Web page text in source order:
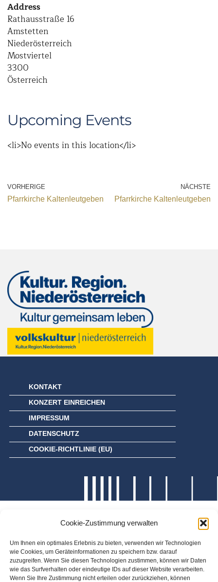
Cookie-Zustimmung verwalten
Um Ihnen ein optimales Erlebnis zu bieten, verwenden wir Technologien
wie Cookies, um Geräteinformationen zu speichern bzw. darauf
zuzugreifen. Wenn Sie diesen Technologien zustimmen, können wir Daten
wie das Surfverhalten oder eindeutige IDs auf dieser Website verarbeiten.
Wenn Sie Ihre Zustimmung nicht erteilen oder zurückziehen, können
Address
Rathausstraße 16
Amstetten
Niederösterreich
Mostviertel
3300
Österreich
Upcoming Events
<li>No events in this location</li>
VORHERIGE
Pfarrkirche Kaltenleutgeben
NÄCHSTE
Pfarrkirche Kaltenleutgeben
KONTAKT
KONZERT EINREICHEN
IMPRESSUM
DATENSCHUTZ
COOKIE-RICHTLINIE (EU)